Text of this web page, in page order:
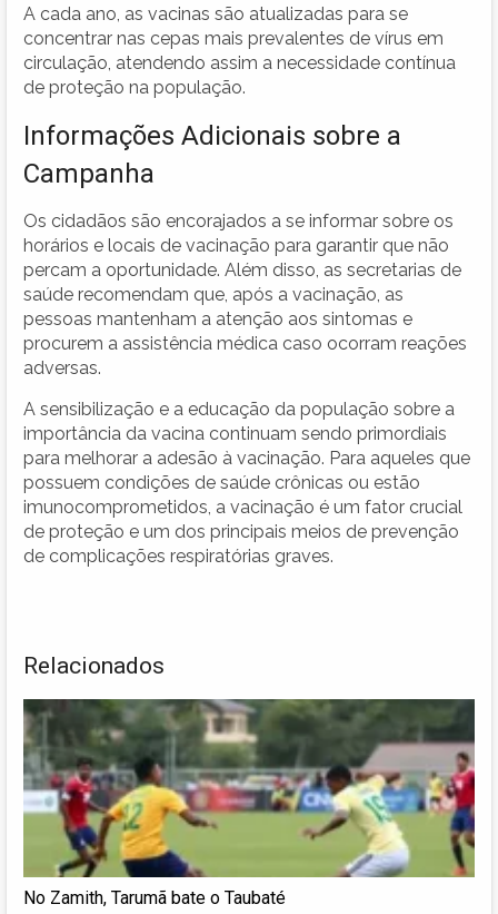
A cada ano, as vacinas são atualizadas para se
concentrar nas cepas mais prevalentes de vírus em
circulação, atendendo assim a necessidade contínua
de proteção na população.
Informações Adicionais sobre a
Campanha
Os cidadãos são encorajados a se informar sobre os
horários e locais de vacinação para garantir que não
percam a oportunidade. Além disso, as secretarias de
saúde recomendam que, após a vacinação, as
pessoas mantenham a atenção aos sintomas e
procurem a assistência médica caso ocorram reações
adversas.
A sensibilização e a educação da população sobre a
importância da vacina continuam sendo primordiais
para melhorar a adesão à vacinação. Para aqueles que
possuem condições de saúde crônicas ou estão
imunocomprometidos, a vacinação é um fator crucial
de proteção e um dos principais meios de prevenção
de complicações respiratórias graves.
Relacionados
No Zamith, Tarumã bate o Taubaté